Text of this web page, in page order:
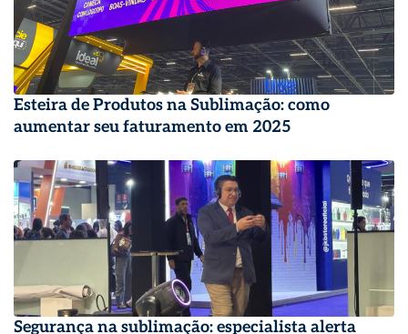
Esteira de Produtos na Sublimação: como
aumentar seu faturamento em 2025
Segurança na sublimação: especialista alerta